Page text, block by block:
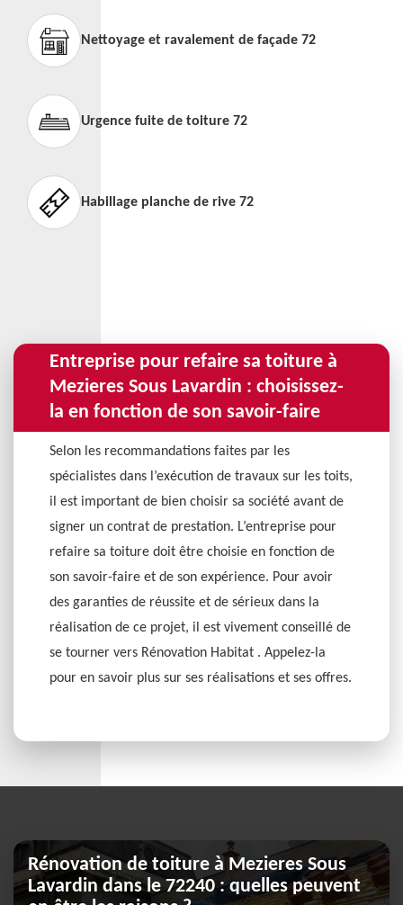
Nettoyage et ravalement de façade 72
Urgence fuite de toiture 72
Habillage planche de rive 72
Entreprise pour refaire sa toiture à
Mezieres Sous Lavardin : choisissez-
la en fonction de son savoir-faire
Selon les recommandations faites par les
spécialistes dans l’exécution de travaux sur les toits,
il est important de bien choisir sa société avant de
signer un contrat de prestation. L’entreprise pour
refaire sa toiture doit être choisie en fonction de
son savoir-faire et de son expérience. Pour avoir
des garanties de réussite et de sérieux dans la
réalisation de ce projet, il est vivement conseillé de
se tourner vers Rénovation Habitat . Appelez-la
pour en savoir plus sur ses réalisations et ses offres.
Rénovation de toiture à Mezieres Sous
Lavardin dans le 72240 : quelles peuvent